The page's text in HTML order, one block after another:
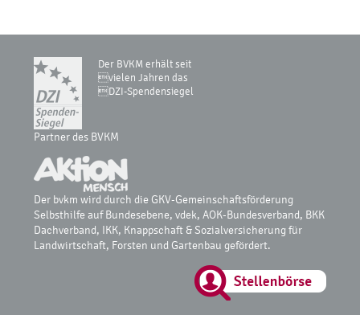
Der BVKM erhält seit
vielen Jahren das
DZI-Spendensiegel
Partner des BVKM
Der bvkm wird durch die GKV-Gemeinschaftsförderung
Selbsthilfe auf Bundesebene, vdek, AOK-Bundesverband, BKK
Dachverband, IKK, Knappschaft & Sozialversicherung für
Landwirtschaft, Forsten und Gartenbau gefördert.